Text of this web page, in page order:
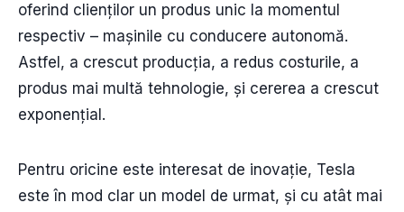
oferind clienților un produs unic la momentul
respectiv – mașinile cu conducere autonomă.
Astfel, a crescut producția, a redus costurile, a
produs mai multă tehnologie, și cererea a crescut
exponențial.
Pentru oricine este interesat de inovație, Tesla
este în mod clar un model de urmat, și cu atât mai